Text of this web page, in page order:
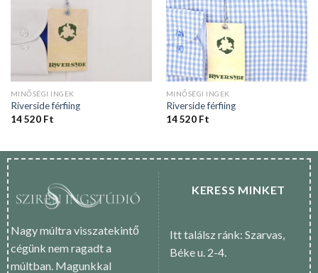
MINŐSÉGI INGEK
Riverside férfiing
14 520 Ft
MINŐSÉGI INGEK
Riverside férfiing
14 520 Ft
Nagy múltra visszatekintő
cégünk nem ragadt a
múltban. Magunkkal
KERESS MINKET
Itt találsz ránk: Szarvas,
Béke u. 2-4.